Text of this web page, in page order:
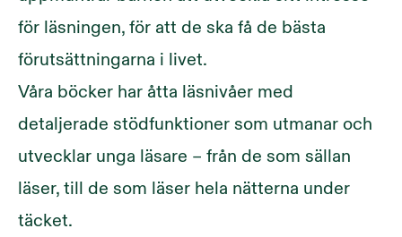
för läsningen, för att de ska få de bästa
förutsättningarna i livet.
Våra böcker har åtta läsnivåer med
detaljerade stödfunktioner som utmanar och
utvecklar unga läsare – från de som sällan
läser, till de som läser hela nätterna under
täcket.